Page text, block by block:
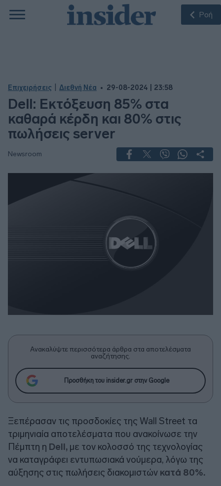
Ροή
Επιχειρήσεις Διεθνή Νέα 29-08-2024 | 23:58
Dell: Εκτόξευση 85% στα
καθαρά κέρδη και 80% στις
πωλήσεις server
Newsroom
Ανακαλύψτε περισσότερα άρθρα στα αποτελέσματα
αναζήτησης.
Προσθήκη του insider.gr στην Google
Ξεπέρασαν τις προσδοκίες της Wall Street τα
τριμηνιαία αποτελέσματα που ανακοίνωσε την
Πέμπτη η Dell, με τον κολοσσό της τεχνολογίας
να καταγράφει εντυπωσιακά νούμερα, λόγω της
αύξησης στις πωλήσεις διακομιστών κατά 80%.